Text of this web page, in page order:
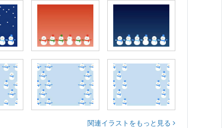
関連イラストをもっと見る